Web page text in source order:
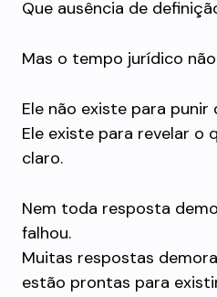
Que ausência de
Mas o tempo jurídico
Ele não existe para punir
Ele existe para revelar o
claro.
Nem toda resposta
falhou.
Muitas respostas
estão prontas para